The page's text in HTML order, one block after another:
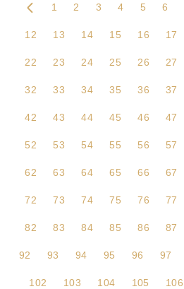
1 2 3 4 5 6
12 13 14 15 16 17
22 23 24 25 26 27
32 33 34 35 36 37
42 43 44 45 46 47
52 53 54 55 56 57
62 63 64 65 66 67
72 73 74 75 76 77
82 83 84 85 86 87
92 93 94 95 96 97
102 103 104 105 106